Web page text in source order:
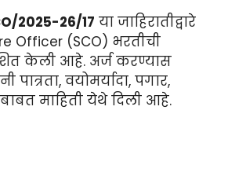
2025-26/17 या जाहिरातीद्वारे
Officer (SCO) भरतीची
केली आहे. अर्ज करण्यास
पात्रता, वयोमर्यादा, पगार,
माहिती येथे दिली आहे.